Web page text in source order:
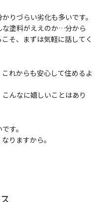
りづらい劣化も多いです。
な塗料がええのか…分から
そ、まずは気軽に話してく
れからも安心して住めるよ
んなに嬉しいことはあり
す。
りますから。